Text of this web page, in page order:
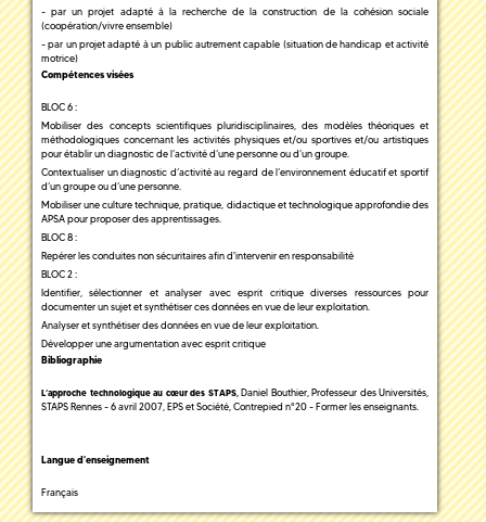
- par un projet adapté à la recherche de la construction de la cohésion sociale
(coopération/vivre ensemble)
- par un projet adapté à un public autrement capable (situation de handicap et activité
motrice)
Compétences visées
BLOC 6 :
Mobiliser des concepts scientifiques pluridisciplinaires, des modèles théoriques et
méthodologiques concernant les activités physiques et/ou sportives et/ou artistiques
pour établir un diagnostic de l’activité d’une personne ou d’un groupe.
Contextualiser un diagnostic d’activité au regard de l’environnement éducatif et sportif
d’un groupe ou d’une personne.
Mobiliser une culture technique, pratique, didactique et technologique approfondie des
APSA pour proposer des apprentissages.
BLOC 8 :
Repérer les conduites non sécuritaires afin d'intervenir en responsabilité
BLOC 2 :
Identifier, sélectionner et analyser avec esprit critique diverses ressources pour
documenter un sujet et synthétiser ces données en vue de leur exploitation.
Analyser et synthétiser des données en vue de leur exploitation.
Développer une argumentation avec esprit critique
Bibliographie
L’approche technologique au cœur des STAPS, Daniel Bouthier, Professeur des Universités,
STAPS Rennes - 6 avril 2007, EPS et Société, Contrepied n°20 - Former les enseignants.
Langue d'enseignement
Français